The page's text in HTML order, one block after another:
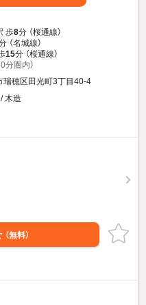
歩8分 （桜通線）
（名城線）
15分 （桜通線）
分圏内）
瑞穂区田光町3丁目40-4
木造
（無料）